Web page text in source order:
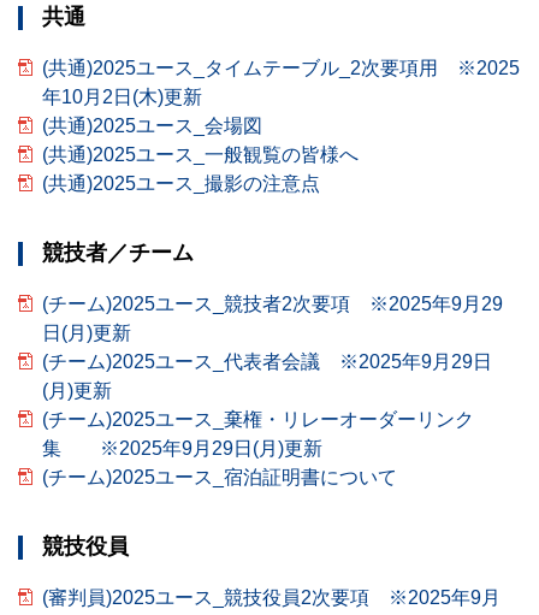
共通
(共通)2025ユース_タイムテーブル_2次要項用 ※2025
年10月2日(木)更新
(共通)2025ユース_会場図
(共通)2025ユース_一般観覧の皆様へ
(共通)2025ユース_撮影の注意点
競技者／チーム
(チーム)2025ユース_競技者2次要項 ※2025年9月29
日(月)更新
(チーム)2025ユース_代表者会議 ※2025年9月29日
(月)更新
(チーム)2025ユース_棄権・リレーオーダーリンク
集 ※2025年9月29日(月)更新
(チーム)2025ユース_宿泊証明書について
競技役員
(審判員)2025ユース_競技役員2次要項 ※2025年9月